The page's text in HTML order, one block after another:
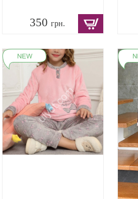
350 грн.